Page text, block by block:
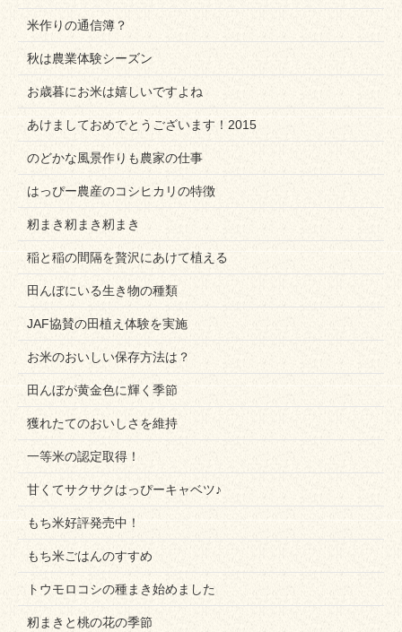
米作りの通信簿？
秋は農業体験シーズン
お歳暮にお米は嬉しいですよね
あけましておめでとうございます！2015
のどかな風景作りも農家の仕事
はっぴー農産のコシヒカリの特徴
籾まき籾まき籾まき
稲と稲の間隔を贅沢にあけて植える
田んぼにいる生き物の種類
JAF協賛の田植え体験を実施
お米のおいしい保存方法は？
田んぼが黄金色に輝く季節
獲れたてのおいしさを維持
一等米の認定取得！
甘くてサクサクはっぴーキャベツ♪
もち米好評発売中！
もち米ごはんのすすめ
トウモロコシの種まき始めました
籾まきと桃の花の季節